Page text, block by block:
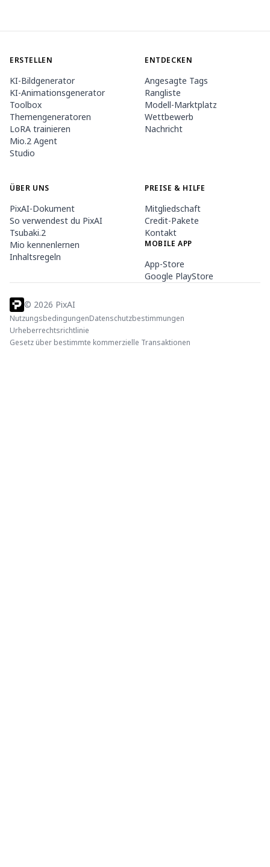
ERSTELLEN
KI-Bildgenerator
KI-Animationsgenerator
Toolbox
Themengeneratoren
LoRA trainieren
Mio.2 Agent
Studio
ENTDECKEN
Angesagte Tags
Rangliste
Modell-Marktplatz
Wettbewerb
Nachricht
ÜBER UNS
PixAI-Dokument
So verwendest du PixAI
Tsubaki.2
Mio kennenlernen
Inhaltsregeln
PREISE & HILFE
Mitgliedschaft
Credit-Pakete
Kontakt
MOBILE APP
App-Store
Google PlayStore
© 2026 PixAI
NutzungsbedingungenDatenschutzbestimmungen
Urheberrechtsrichtlinie
Gesetz über bestimmte kommerzielle Transaktionen